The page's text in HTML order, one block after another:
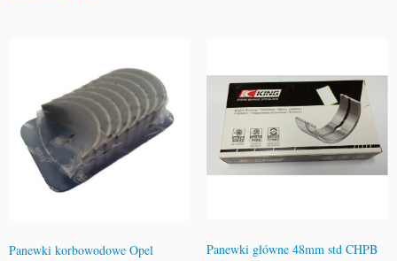
Panewki korbowodowe Opel
Panewki główne 48mm std CHPB